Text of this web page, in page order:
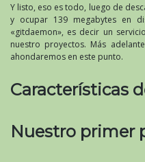
Y listo, eso es todo, luego de
y ocupar 139 megabytes en
«gitdaemon», es decir un
nuestro proyectos. Más
ahondaremos en este punto.
Características
Nuestro primer